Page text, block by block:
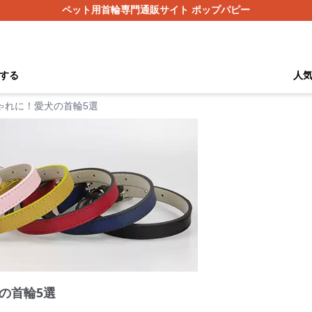
ペット用首輪専門通販サイト ポップパピー
る 人
れに！愛犬の首輪5選
首輪5選